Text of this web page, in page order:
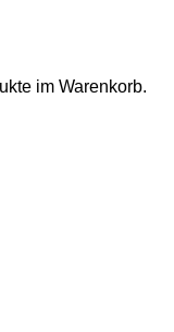
im Warenkorb.